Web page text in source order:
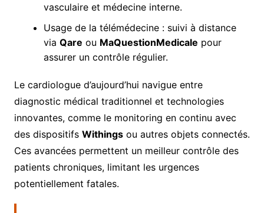
vasculaire et médecine interne.
Usage de la télémédecine : suivi à distance
via Qare ou MaQuestionMedicale pour
assurer un contrôle régulier.
Le cardiologue d’aujourd’hui navigue entre
diagnostic médical traditionnel et technologies
innovantes, comme le monitoring en continu avec
des dispositifs Withingsou autres objets connectés.
Ces avancées permettent un meilleur contrôle des
patients chroniques, limitant les urgences
potentiellement fatales.